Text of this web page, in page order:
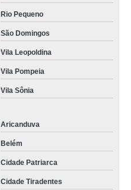
Rio Pequeno
São Domingos
Vila Leopoldina
Vila Pompeia
Vila Sônia
Aricanduva
Belém
Cidade Patriarca
Cidade Tiradentes